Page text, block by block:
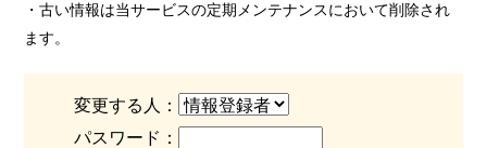
・古い情報は当サービスの定期メンテナンスにおいて削除され
ます。
変更する人：
パスワード：